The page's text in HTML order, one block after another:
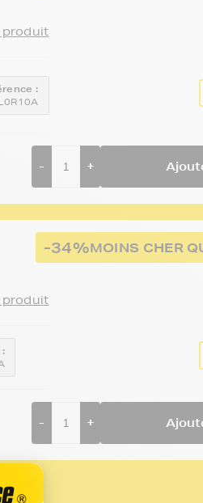
produit
:
- +
-34%MOINS CHER
produit
- +